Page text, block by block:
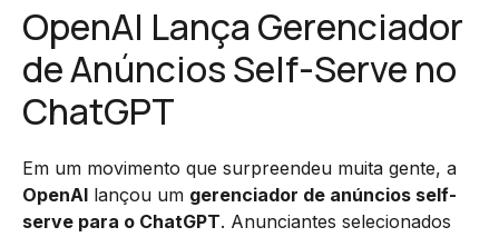
OpenAI Lança Gerenciador
de Anúncios Self-Serve no
ChatGPT
Em um movimento que surpreendeu muita gente, a
OpenAI lançou um gerenciador de anúncios self-
serve para o ChatGPT. Anunciantes selecionados